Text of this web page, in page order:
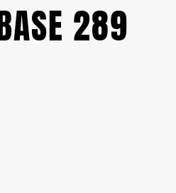
289